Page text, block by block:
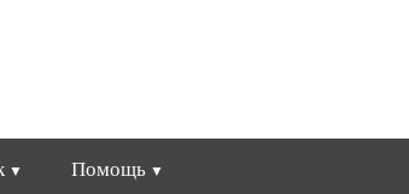
Помощь